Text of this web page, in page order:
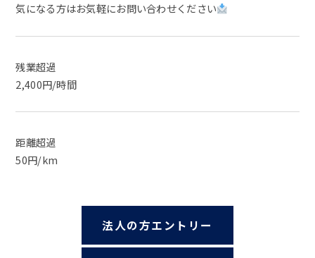
気になる方はお気軽にお問い合わせください
残業超過
2,400円/時間
距離超過
50円/km
法人の方エントリー